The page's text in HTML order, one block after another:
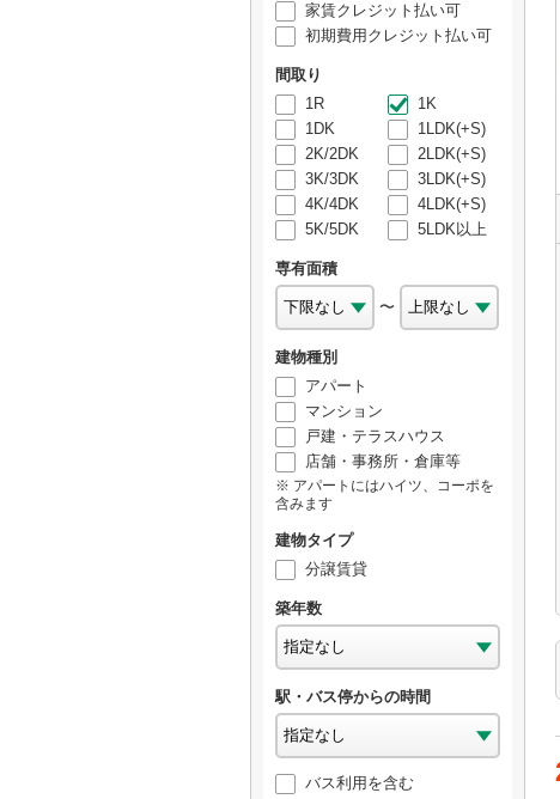
家賃クレジット払い可
初期費用クレジット払い可
間取り
1R
1K
1DK
1LDK(+S)
2K/2DK
2LDK(+S)
3K/3DK
3LDK(+S)
4K/4DK
4LDK(+S)
5K/5DK
5LDK以上
専有面積
〜
建物種別
アパート
マンション
戸建・テラスハウス
店舗・事務所・倉庫等
アパートにはハイツ、コーポを
含みます
建物タイプ
分譲賃貸
築年数
駅・バス停からの時間
バス利用を含む